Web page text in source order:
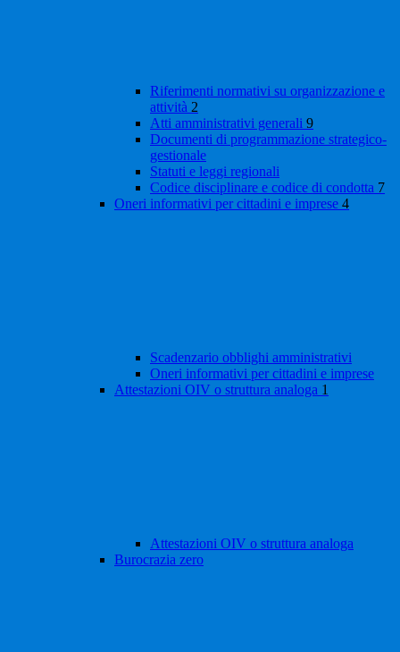
Riferimenti normativi su organizzazione e
attività 2
Atti amministrativi generali 9
Documenti di programmazione strategico-
gestionale
Statuti e leggi regionali
Codice disciplinare e codice di condotta 7
Oneri informativi per cittadini e imprese 4
Scadenzario obblighi amministrativi
Oneri informativi per cittadini e imprese
Attestazioni OIV o struttura analoga 1
Attestazioni OIV o struttura analoga
Burocrazia zero